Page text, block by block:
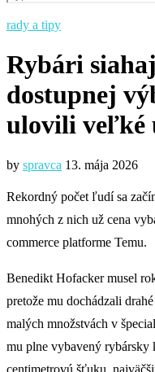
rady a tipy
Rybári
dostupnej
ulovili veľké
by spravca 13. mája 2026
Rekordný počet ľudí sa
mnohých z nich už cena
commerce platforme Temu.
Benedikt Hofacker musel
pretože mu dochádzali
malých množstvách v
mu plne vybavený
centimetrovú šťuku,